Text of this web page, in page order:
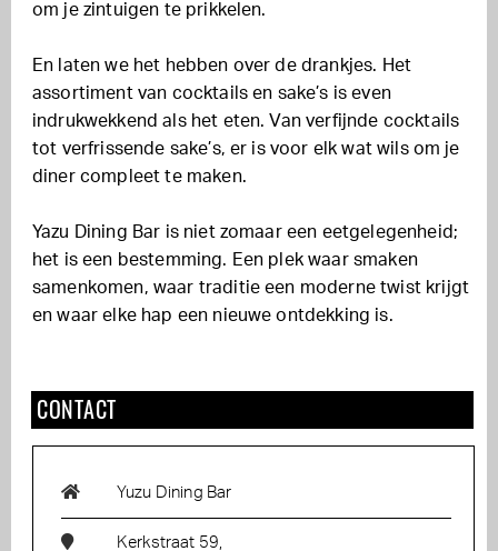
om je zintuigen te prikkelen.
En laten we het hebben over de drankjes. Het
assortiment van cocktails en sake’s is even
indrukwekkend als het eten. Van verfijnde cocktails
tot verfrissende sake’s, er is voor elk wat wils om je
diner compleet te maken.
Yazu Dining Bar is niet zomaar een eetgelegenheid;
het is een bestemming. Een plek waar smaken
samenkomen, waar traditie een moderne twist krijgt
en waar elke hap een nieuwe ontdekking is.
CONTACT
Yuzu Dining Bar
Kerkstraat 59,